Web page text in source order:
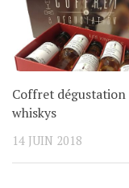
Coffret dégustation
whiskys
14 JUIN 2018